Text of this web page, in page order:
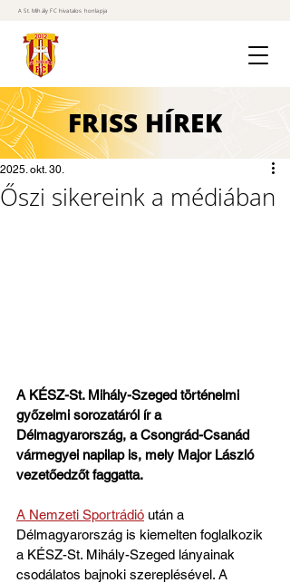
A St. Mihály FC hivatalos honlapja
FRISS HÍREK
Őszi sikereink a médiában
2025. okt. 30.
A KÉSZ-St. Mihály-Szeged történelmi
győzelmi sorozatáról ír a
Délmagyarország, a Csongrád-Csanád
vármegyei napilap is, mely Major László
vezetőedzőt faggatta.
A Nemzeti Sportrádió után a
Délmagyarország is kiemelten foglalkozik
a KÉSZ-St. Mihály-Szeged lányainak
csodálatos bajnoki szereplésével. A